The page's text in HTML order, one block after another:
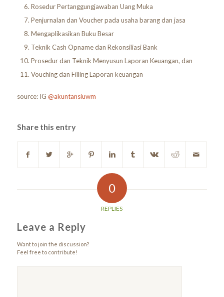
Rosedur Pertanggungjawaban Uang Muka
Penjurnalan dan Voucher pada usaha barang dan jasa
Mengaplikasikan Buku Besar
Teknik Cash Opname dan Rekonsiliasi Bank
Prosedur dan Teknik Menyusun Laporan Keuangan, dan
Vouching dan Filling Laporan keuangan
source: IG @akuntansiuwm
Share this entry
0
REPLIES
Leave a Reply
Want to join the discussion?
Feel free to contribute!